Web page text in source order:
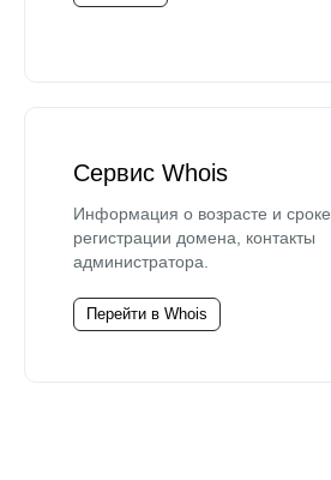
Сервис Whois
Информация о возрасте и сроке
регистрации домена, контакты
администратора.
Перейти в Whois